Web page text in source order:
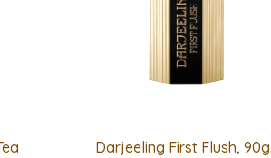
Darjeeling First Flush, 90g.